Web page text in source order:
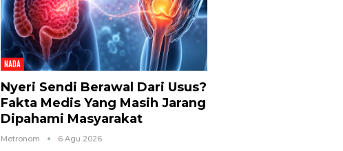
NADA
Nyeri Sendi Berawal Dari Usus?
Fakta Medis Yang Masih Jarang
Dipahami Masyarakat
Metronom 6 Agu 2026